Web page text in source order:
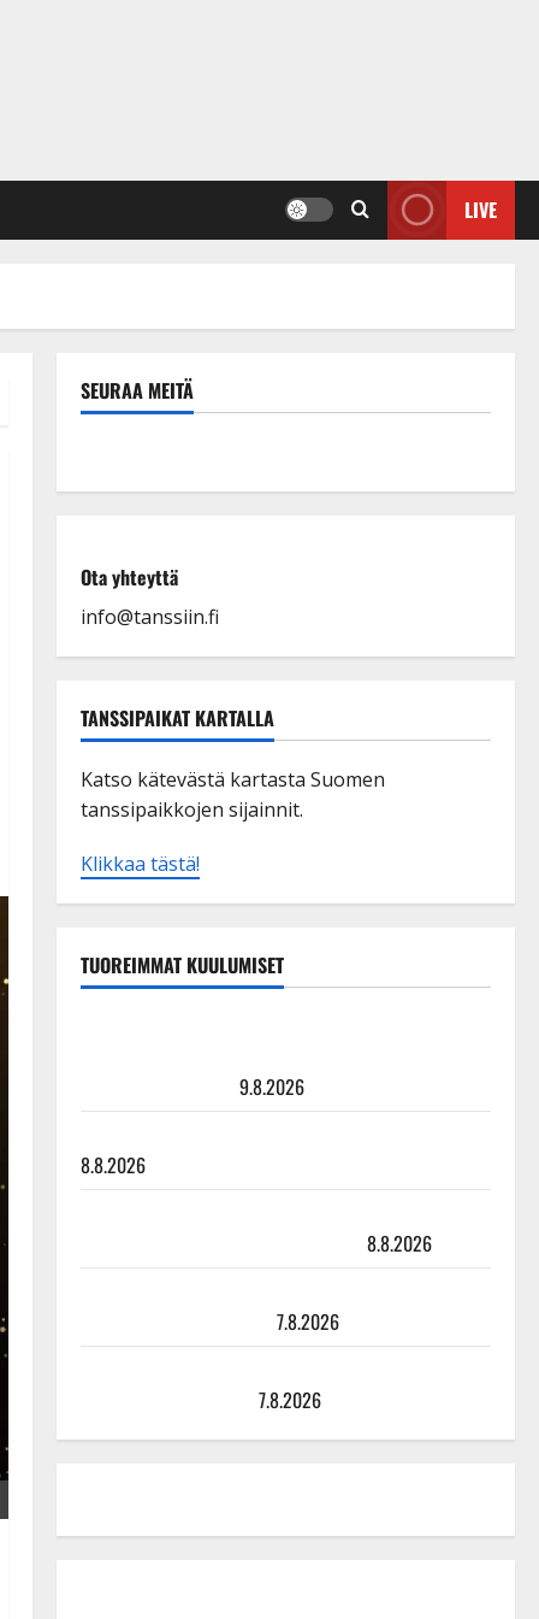
LIVE
SEURAA MEITÄ
Ota yhteyttä
info@tanssiin.fi
TANSSIPAIKAT KARTALLA
Katso kätevästä kartasta Suomen
tanssipaikkojen sijainnit.
Klikkaa tästä!
TUOREIMMAT KUULUMISET
9.8.2026
8.8.2026
8.8.2026
7.8.2026
7.8.2026